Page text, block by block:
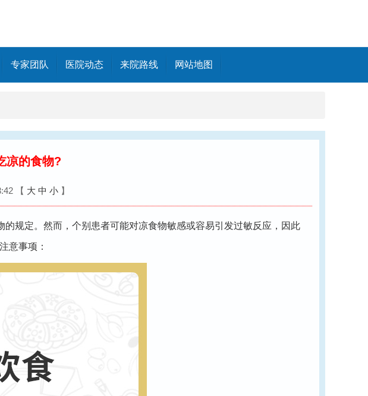
专家团队 医院动态 来院路线 网站地图
凉的食物?
【 大 中 小】
规定。然而，个别患者可能对凉食物敏感或容易引发过敏反应，因此
意事项：